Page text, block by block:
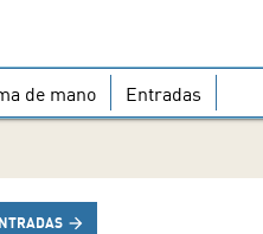
de mano Entradas
arrow_forward